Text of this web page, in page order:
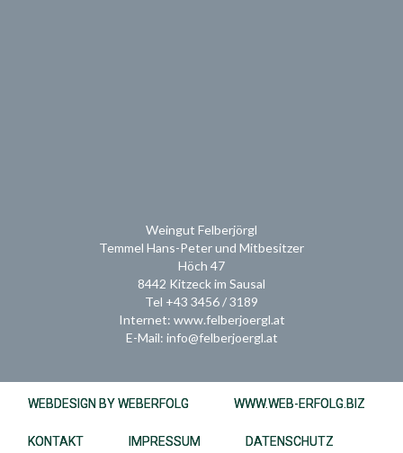
Weingut Felberjörgl
Temmel Hans-Peter und Mitbesitzer
Höch 47
8442 Kitzeck im Sausal
Tel +43 3456 / 3189
Internet: www.felberjoergl.at
E-Mail: info@felberjoergl.at
WEBDESIGN BY WEBERFOLG WWW.WEB-ERFOLG.BIZ
KONTAKT IMPRESSUM DATENSCHUTZ